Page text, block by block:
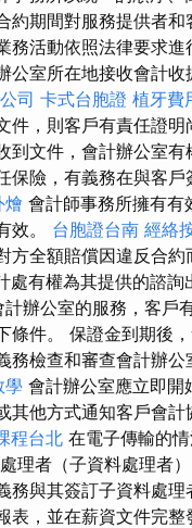
約期間對服務提供者和
務活動依照法律要求
公室所在地接收會計
司 卡式台胞證 植牙費
件，則客戶有責任證明
到文件，會計辦公室
保險，有義務在與客
燴 會計師事務所擁有有
效。 台胞證台南 經絡
方全額賠償因違反合
處有權為其提供的諮
辦公室的服務，客戶
條件。 保證金到期後
務檢查和審查會計辦公
學 會計辦公室應立即開
其他方式通知客戶會
程台北 在電子傳輸的
理者（子資料處理者
務與其簽訂子資料處理
表，並在薪資文件完